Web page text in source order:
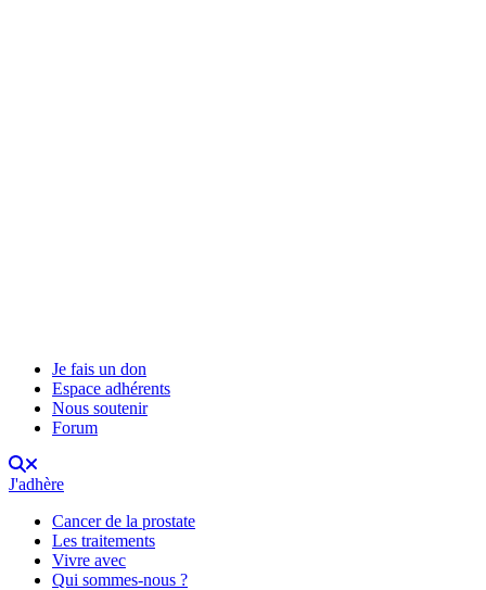
Je fais un don
Espace adhérents
Nous soutenir
Forum
J'adhère
Cancer de la prostate
Les traitements
Vivre avec
Qui sommes-nous ?